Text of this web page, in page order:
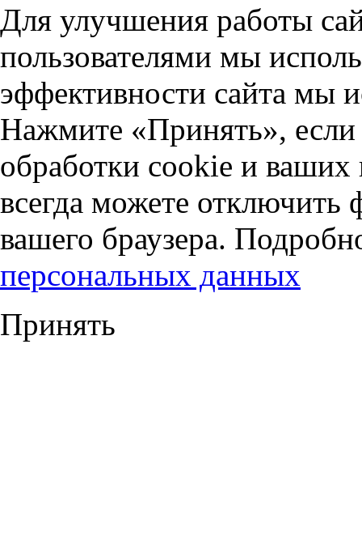
Для улучшения работы
пользователями мы
эффективности сайта мы
Нажмите «Принять», если
обработки cookie и
всегда можете отключить
вашего браузера.
персональных данных
Принять